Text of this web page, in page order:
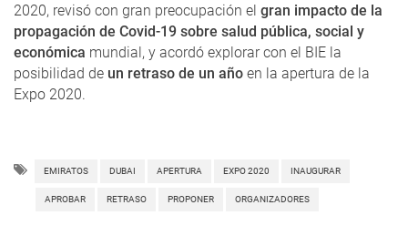
2020, revisó con gran preocupación el gran impacto de la
propagación de Covid-19 sobre salud pública, social y
económica mundial, y acordó explorar con el BIE la
posibilidad de un retraso de un año en la apertura de la
Expo 2020.
EMIRATOS DUBAI APERTURA EXPO 2020 INAUGURAR
APROBAR RETRASO PROPONER ORGANIZADORES